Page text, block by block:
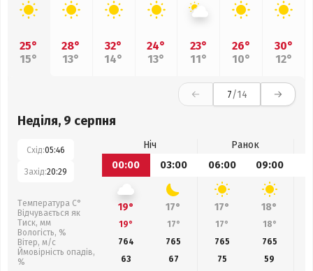
25°
15°
28°
13°
32°
14°
24°
13°
23°
11°
26°
10°
30°
12°
7/14
Неділя, 9 серпня
Схід:05:46
Захід:20:29
Температура С°
Відчувається як
Тиск, мм
Вологість, %
Вітер, м/с
Ймовірність опадів,
%
Ніч
Ранок
00:00
03:00 06:00 09:00
19° 17° 17° 18°
19° 17° 17° 18°
764
765 765 765
63
67 75 59